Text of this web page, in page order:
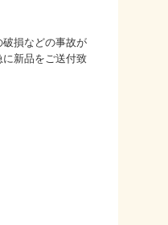
破損などの事故が
新品をご送付致